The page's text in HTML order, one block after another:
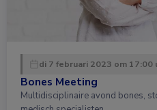
di 7 februari 2023 om 17:00
Bones Meeting
Multidisciplinaire avond bones,